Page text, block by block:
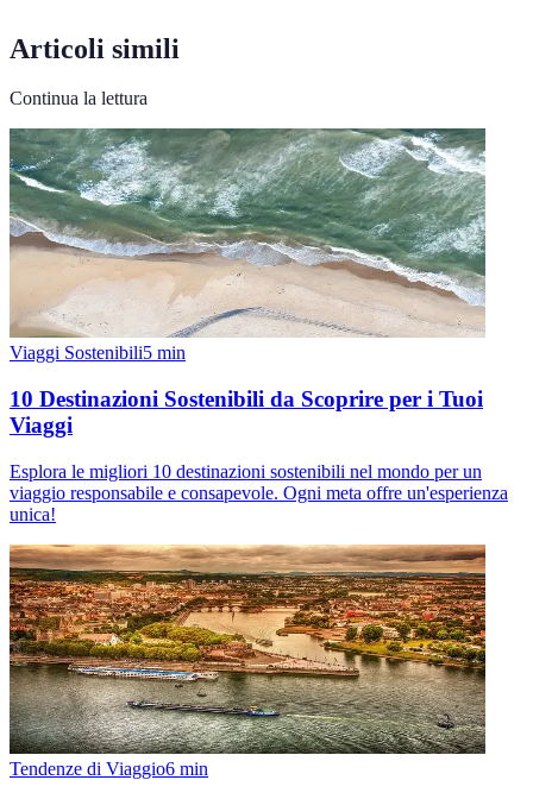
Articoli simili
Continua la lettura
Viaggi Sostenibili5 min
10 Destinazioni Sostenibili da Scoprire per i Tuoi
Viaggi
Esplora le migliori 10 destinazioni sostenibili nel mondo per un
viaggio responsabile e consapevole. Ogni meta offre un'esperienza
unica!
Tendenze di Viaggio6 min